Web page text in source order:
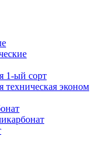
1-ый сорт
техническая эконом